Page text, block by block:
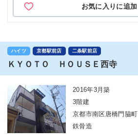
お気に入りに追加
ハイツ 京都駅前店 二条駅前店
ＫＹＯＴＯ ＨＯＵＳＥ西寺
2016年3月築
3階建
京都市南区唐橋門脇町
鉄骨造